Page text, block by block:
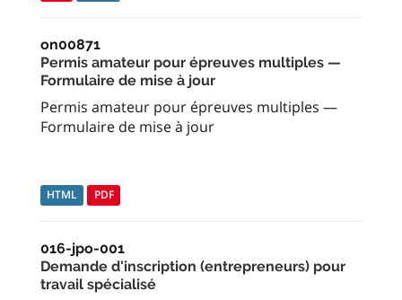
on00871
Permis amateur pour épreuves multiples —
Formulaire de mise à jour
Permis amateur pour épreuves multiples —
Formulaire de mise à jour
HTML PDF
016-jpo-001
Demande d'inscription (entrepreneurs) pour
travail spécialisé